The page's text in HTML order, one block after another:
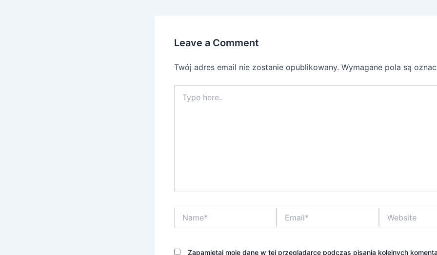
Leave a Comment
Twój adres email nie zostanie opublikowany. Wymagane pola są
here..
Zapamiętaj moje dane w tej przeglądarce podczas pisania kolejnych